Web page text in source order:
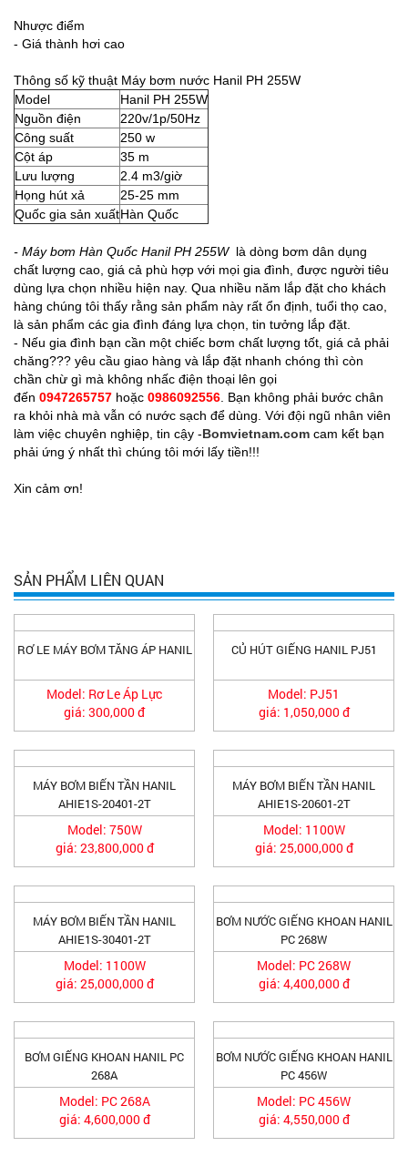
Nhược điểm
- Giá thành hơi cao
Thông số kỹ thuật Máy bơm nước Hanil PH 255W
Model
Hanil PH 255W
Nguồn điện
220v/1p/50Hz
Công suất
250 w
Cột áp
35 m
Lưu lượng
2.4 m3/giờ
Họng hút xả
25-25 mm
Quốc gia sản xuấtHàn Quốc
- Máy bơm Hàn Quốc Hanil PH 255W là dòng bơm dân dụng
chất lượng cao, giá cả phù hợp với mọi gia đình, được người tiêu
dùng lựa chọn nhiều hiện nay. Qua nhiều năm lắp đặt cho khách
hàng chúng tôi thấy rằng sản phẩm này rất ổn định, tuổi thọ cao,
là sản phẩm các gia đình đáng lựa chọn, tin tưởng lắp đặt.
- Nếu gia đình bạn cần một chiếc bơm chất lượng tốt, giá cả phải
chăng??? yêu cầu giao hàng và lắp đặt nhanh chóng thì còn
chần chừ gì mà không nhấc điện thoại lên gọi
đến 0947265757 hoặc 0986092556 . Bạn không phải bước chân
ra khỏi nhà mà vẫn có nước sạch để dùng. Với đội ngũ nhân viên
làm việc chuyên nghiệp, tin cậy -Bomvietnam.com cam kết bạn
phải ứng ý nhất thì chúng tôi mới lấy tiền!!!
Xin cảm ơn!
SẢN PHẨM LIÊN QUAN
RƠ LE MÁY BƠM TĂNG ÁP HANIL
Model: Rơ Le Áp Lực
giá: 300,000 đ
CỦ HÚT GIẾNG HANIL PJ51
Model: PJ51
giá: 1,050,000 đ
MÁY BƠM BIẾN TẦN HANIL
AHIE1S-20401-2T
Model: 750W
giá: 23,800,000 đ
MÁY BƠM BIẾN TẦN HANIL
AHIE1S-20601-2T
Model: 1100W
giá: 25,000,000 đ
MÁY BƠM BIẾN TẦN HANIL
AHIE1S-30401-2T
Model: 1100W
giá: 25,000,000 đ
BƠM NƯỚC GIẾNG KHOAN HANIL
PC 268W
Model: PC 268W
giá: 4,400,000 đ
BƠM GIẾNG KHOAN HANIL PC
268A
Model: PC 268A
giá: 4,600,000 đ
BƠM NƯỚC GIẾNG KHOAN HANIL
PC 456W
Model: PC 456W
giá: 4,550,000 đ